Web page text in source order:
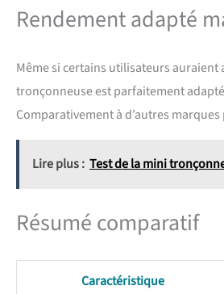
Rendement adapté
Même si certains utilisateurs
tronçonneuse est parfaitement
Comparativement à d’autres
Lire plus : Test de la mini
Résumé comparatif
Caractéristique